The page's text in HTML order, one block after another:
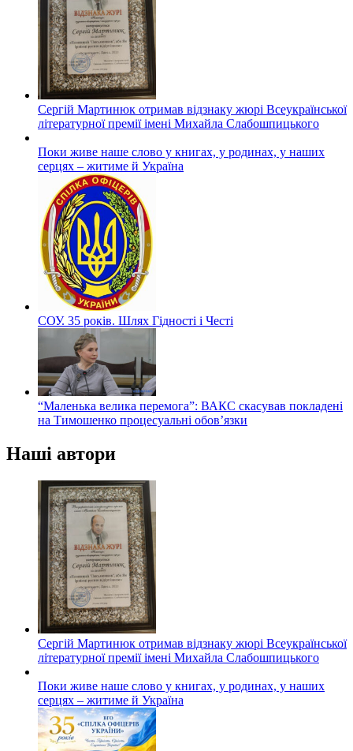
Сергій Мартинюк отримав відзнаку жюрі Всеукраїнської
літературної премії імені Михайла Слабошпицького
Поки живе наше слово у книгах, у родинах, у наших
серцях – житиме й Україна
СОУ. 35 років. Шлях Гідності і Честі
“Маленька велика перемога”: ВАКС скасував покладені
на Тимошенко процесуальні обов’язки
Наші автори
Сергій Мартинюк отримав відзнаку жюрі Всеукраїнської
літературної премії імені Михайла Слабошпицького
Поки живе наше слово у книгах, у родинах, у наших
серцях – житиме й Україна